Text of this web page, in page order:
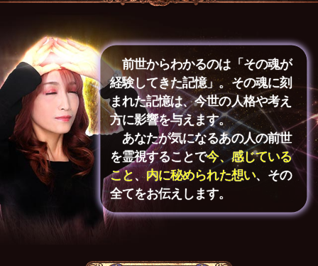
前世からわかるのは「その魂が
経験してきた記憶」。その魂に刻
まれた記憶は、今世の人格や考え
方に影響を与えます。
あなたが気になるあの人の前世
を霊視することで今、感じている
こと、内に秘められた想い、その
全てをお伝えします。